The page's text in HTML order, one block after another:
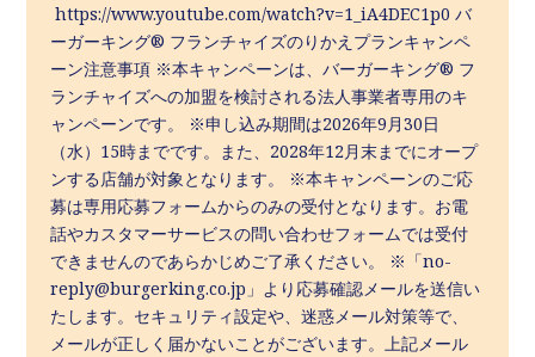
https://www.youtube.com/watch?v=1_iA4DEC1p0 バ
ーガーキング® フランチャイズのりかえプランキャンペ
ーン注意事項 ※本キャンペーンは、バーガーキング® フ
ランチャイズへの加盟を検討される法人事業者専用のキ
ャンペーンです。 ※申し込み期間は2026年9月30日
（水）15時までです。また、2028年12月末までにオープ
ンする店舗が対象となります。 ※本キャンペーンのご応
募は専用応募フォームからのみの受付となります。お電
話やカスタマーサービスの問い合わせフォームでは受付
できませんのであらかじめご了承ください。 ※「no-
reply@burgerking.co.jp」より応募確認メールを送信い
たします。セキュリティ設定や、迷惑メール対策等で、
メールが正しく届かないことがございます。上記メール